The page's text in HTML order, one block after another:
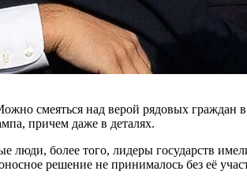
смеяться над верой рядовых
причем даже в деталях.
люди, более того, лидеры государств
решение не принималось без её